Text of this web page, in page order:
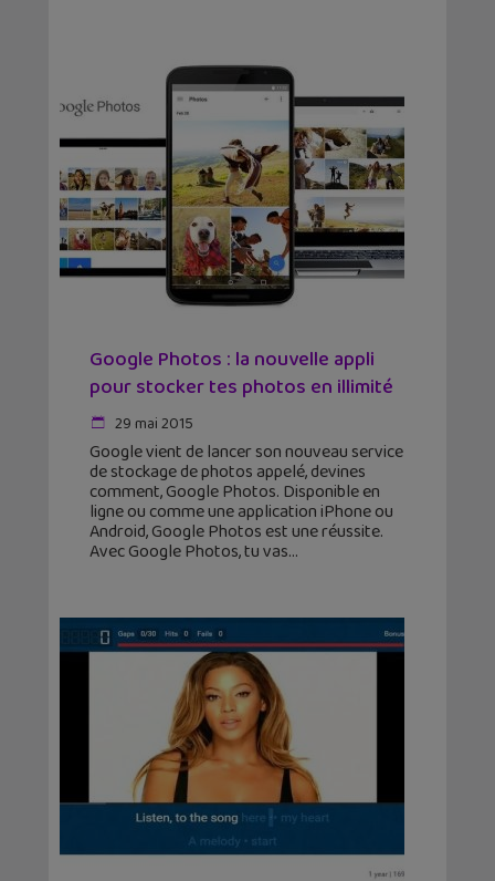
Google Photos : la nouvelle appli
pour stocker tes photos en illimité
29 mai 2015
Google vient de lancer son nouveau service
de stockage de photos appelé, devines
comment, Google Photos. Disponible en
ligne ou comme une application iPhone ou
Android, Google Photos est une réussite.
Avec Google Photos, tu vas